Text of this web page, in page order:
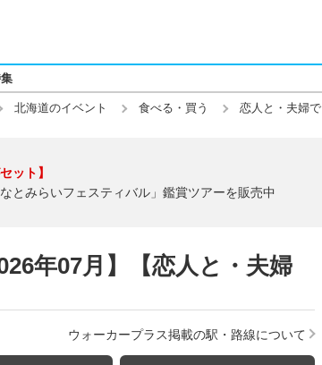
北海道のイベント 食べる・買う 恋人と・夫婦で
ット】
とみらいフェスティバル」鑑賞ツアーを販売中
年07月】【恋人と・夫婦
ウォーカープラス掲載の駅・路線について